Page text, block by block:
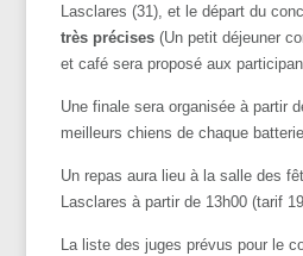
Lasclares (31), et le départ du
très précises (Un petit déjeuner
et café sera proposé aux
Une finale sera organisée à partir
meilleurs chiens de chaque batterie.
Un repas aura lieu à la salle des
Lasclares à partir de 13h00 (tarif
La liste des juges prévus pour le